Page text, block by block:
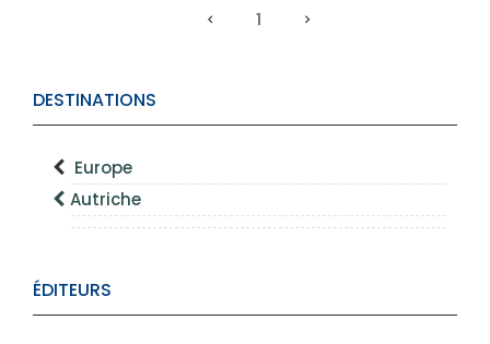
DESTINATIONS
Europe
Autriche
ÉDITEURS
1